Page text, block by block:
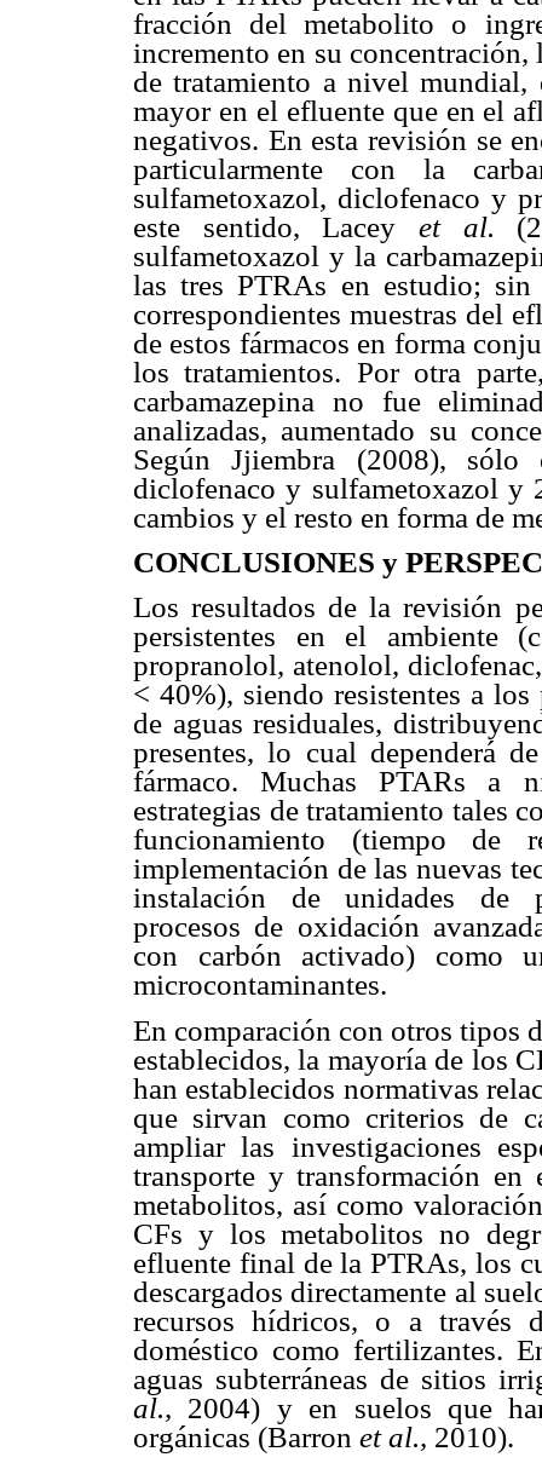
fracción del metabolito o
incremento en su
de tratamiento a nivel mundial,
mayor en el efluente que en el
negativos. En esta revisión se
particularmente con la
sulfametoxazol, diclofenaco y
este sentido, Lacey et al.
sulfametoxazol y la
las tres PTRAs en estudio;
correspondientes muestras del
de estos fármacos en forma
los tratamientos. Por otra
carbamazepina no fue
analizadas, aumentado su
Según Jjiembra (2008),
diclofenaco y sulfametoxazol y
cambios y el resto en forma de
CONCLUSIONES y
Los resultados de la revisión
persistentes en el ambiente
propranolol, atenolol,
< 40%), siendo resistentes a
de aguas residuales,
presentes, lo cual dependerá
fármaco. Muchas PTARs a
estrategias de tratamiento tales
funcionamiento (tiempo de
implementación de las nuevas
instalación de unidades de
procesos de oxidación
con carbón activado) como
microcontaminantes.
En comparación con otros tipos
establecidos, la mayoría de los
han establecidos normativas
que sirvan como criterios de
ampliar las investigaciones
transporte y transformación
metabolitos, así como
CFs y los metabolitos no
efluente final de la PTRAs, los
descargados directamente al
recursos hídricos, o a través
doméstico como fertilizantes.
aguas subterráneas de sitios
al., 2004) y en suelos que
orgánicas (Barron et al., 2010).